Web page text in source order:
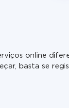
online
basta se